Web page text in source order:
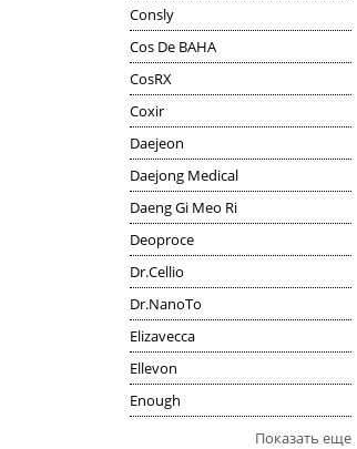
Consly
Cos De BAHA
CosRX
Coxir
Daejeon
Daejong Medical
Daeng Gi Meo Ri
Deoproce
Dr.Cellio
Dr.NanoTo
Elizavecca
Ellevon
Enough
Показать еще